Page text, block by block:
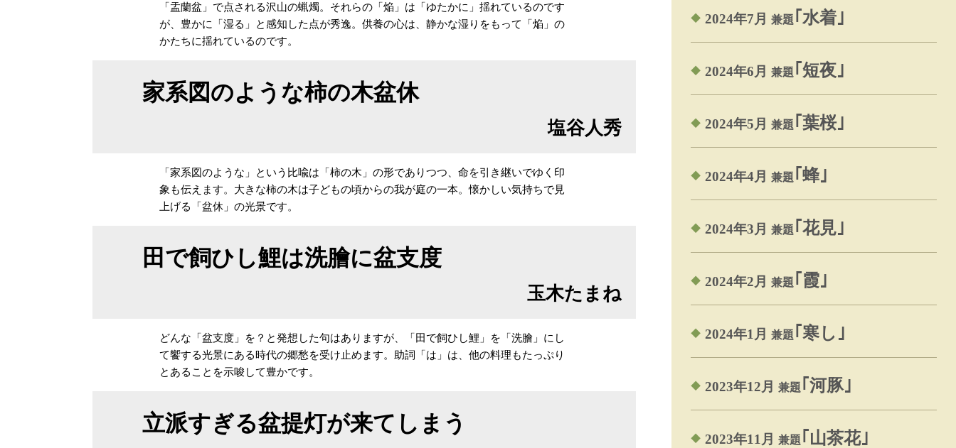
「盂蘭盆」で点される沢山の蝋燭。それらの「焔」は「ゆたかに」揺れているのです
が、豊かに「湿る」と感知した点が秀逸。供養の心は、静かな湿りをもって「焔」の
かたちに揺れているのです。
家系図のような柿の木盆休
塩谷人秀
「家系図のような」という比喩は「柿の木」の形でありつつ、命を引き継いでゆく印
象も伝えます。大きな柿の木は子どもの頃からの我が庭の一本。懐かしい気持ちで見
上げる「盆休」の光景です。
田で飼ひし鯉は洗膾に盆支度
玉木たまね
どんな「盆支度」を？と発想した句はありますが、「田で飼ひし鯉」を「洗膾」にし
て饗する光景にある時代の郷愁を受け止めます。助詞「は」は、他の料理もたっぷり
とあることを示唆して豊かです。
立派すぎる盆提灯が来てしまう
2024年7月 兼題 ｢水着｣
2024年6月 兼題 ｢短夜｣
2024年5月 兼題 ｢葉桜｣
2024年4月 兼題 ｢蜂｣
2024年3月 兼題 ｢花見｣
2024年2月 兼題 ｢霞｣
2024年1月 兼題 ｢寒し｣
2023年12月 兼題 ｢河豚｣
2023年11月 兼題 ｢山茶花｣